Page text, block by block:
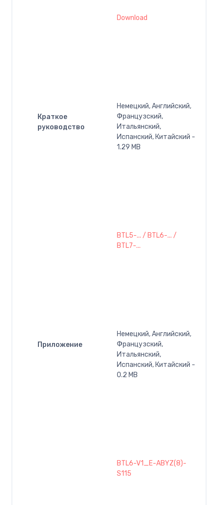
Краткое
руководство
Download
Немецкий, Английский,
Французский,
Итальянский,
Испанский, Китайский -
1.29 MB
Приложение
BTL5-... / BTL6-... /
BTL7-...
Немецкий, Английский,
Французский,
Итальянский,
Испанский, Китайский -
0.2 MB
BTL6-V1_E-ABYZ(8)-
S115